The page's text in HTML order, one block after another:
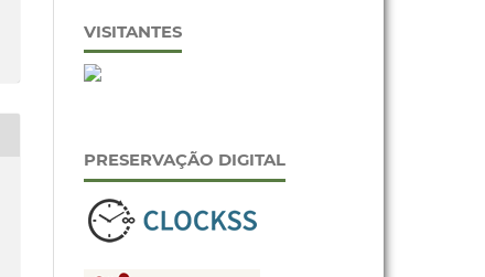
VISITANTES
PRESERVAÇÃO DIGITAL